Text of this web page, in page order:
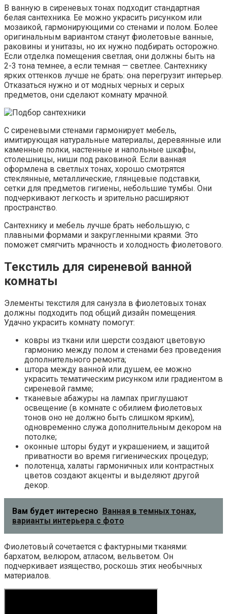
В ванную в сиреневых тонах подходит стандартная
белая сантехника. Ее можно украсить рисунком или
мозаикой, гармонирующими со стенами и полом. Более
оригинальным вариантом станут фиолетовые ванные,
раковины и унитазы, но их нужно подбирать осторожно.
Если отделка помещения светлая, они должны быть на
2-3 тона темнее, а если темная — светлее. Сантехнику
ярких оттенков лучше не брать: она перегрузит интерьер.
Отказаться нужно и от модных черных и серых
предметов, они сделают комнату мрачной.
С сиреневыми стенами гармонирует мебель,
имитирующая натуральные материалы, деревянные или
каменные полки, настенные и напольные шкафы,
столешницы, ниши под раковиной. Если ванная
оформлена в светлых тонах, хорошо смотрятся
стеклянные, металлические, глянцевые подставки,
сетки для предметов гигиены, небольшие тумбы. Они
подчеркивают легкость и зрительно расширяют
пространство.
Сантехнику и мебель лучше брать небольшую, с
плавными формами и закругленными краями. Это
поможет смягчить мрачность и холодность фиолетового.
Текстиль для сиреневой ванной
комнаты
Элементы текстиля для санузла в фиолетовых тонах
должны подходить под общий дизайн помещения.
Удачно украсить комнату помогут:
ковры из ткани или шерсти создают цветовую
гармонию между полом и стенами без проведения
дополнительного ремонта;
штора между ванной или душем, ее можно
украсить тематическим рисунком или градиентом в
сиреневой гамме;
тканевые абажуры на лампах приглушают
освещение (в комнате с обилием фиолетовых
тонов оно не должно быть слишком ярким),
одновременно служа дополнительным декором на
потолке;
оконные шторы будут и украшением, и защитой
приватности во время гигиенических процедур;
полотенца, халаты гармоничных или контрастных
цветов создают акценты и выделяют другой
декор.
Вам будет интересно Ванная в темных тонах,
варианты интерьера с фото
Фиолетовый сочетается с фактурными тканями:
бархатом, велюром, атласом, вельветом. Он
подчеркивает изящество, роскошь этих необычных
материалов.